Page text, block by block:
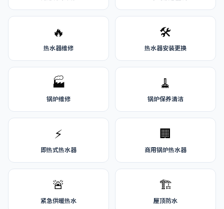
🔥
热水器维修
🛠️
热水器安装更换
🏭
锅炉维修
🧹
锅炉保养清洁
⚡
即热式热水器
🏢
商用锅炉热水器
🚨
紧急供暖热水
🏗️
屋顶防水